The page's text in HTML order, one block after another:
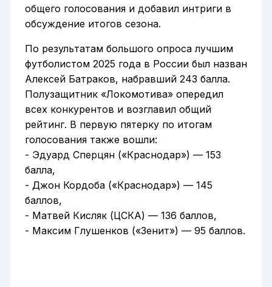
общего голосования и добавил интриги в
обсуждение итогов сезона.
По результатам большого опроса лучшим
футболистом 2025 года в России был назван
Алексей Батраков, набравший 243 балла.
Полузащитник «Локомотива» опередил
всех конкурентов и возглавил общий
рейтинг. В первую пятерку по итогам
голосования также вошли:
- Эдуард Сперцян («Краснодар») — 153
балла,
- Джон Кордоба («Краснодар») — 145
баллов,
- Матвей Кисляк (ЦСКА) — 136 баллов,
- Максим Глушенков («Зенит») — 95 баллов.